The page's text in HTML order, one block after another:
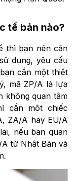
tế bản nào?
thì bạn nên cân
dụng, yêu cầu
cần một thiết
mã ZP/A là lựa
không quan tâm
cần một chiếc
ZA/A hay EU/A
nếu bạn quan
từ Nhật Bản và